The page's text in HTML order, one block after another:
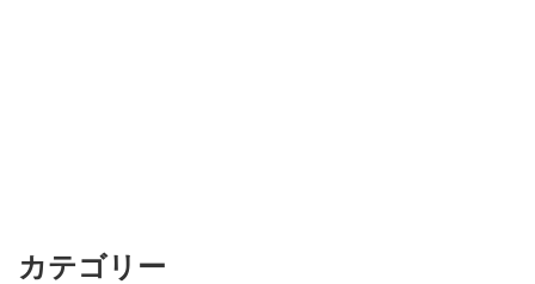
カテゴリー